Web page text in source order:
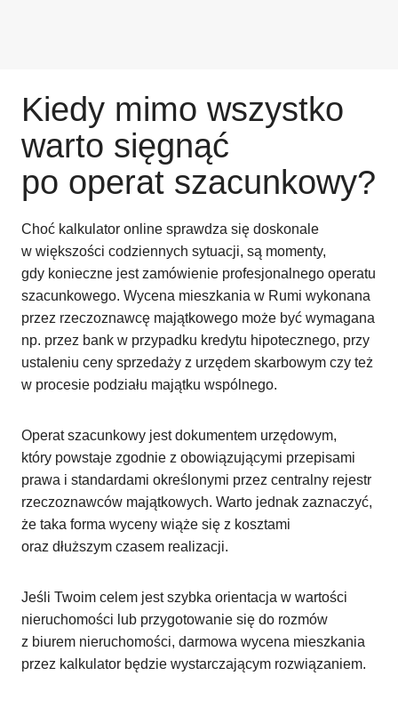
Kiedy mimo wszystko
warto sięgnąć
po operat szacunkowy?
Choć kalkulator online sprawdza się doskonale
w większości codziennych sytuacji, są momenty,
gdy konieczne jest zamówienie profesjonalnego operatu
szacunkowego. Wycena mieszkania w Rumi wykonana
przez rzeczoznawcę majątkowego może być wymagana
np. przez bank w przypadku kredytu hipotecznego, przy
ustaleniu ceny sprzedaży z urzędem skarbowym czy też
w procesie podziału majątku wspólnego.
Operat szacunkowy jest dokumentem urzędowym,
który powstaje zgodnie z obowiązującymi przepisami
prawa i standardami określonymi przez centralny rejestr
rzeczoznawców majątkowych. Warto jednak zaznaczyć,
że taka forma wyceny wiąże się z kosztami
oraz dłuższym czasem realizacji.
Jeśli Twoim celem jest szybka orientacja w wartości
nieruchomości lub przygotowanie się do rozmów
z biurem nieruchomości, darmowa wycena mieszkania
przez kalkulator będzie wystarczającym rozwiązaniem.